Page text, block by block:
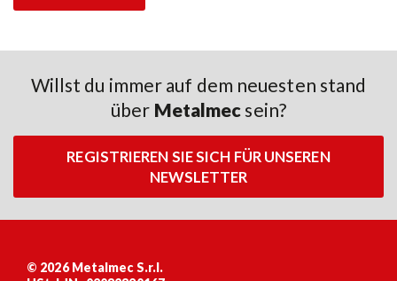
Willst du immer auf dem neuesten stand
über Metalmec sein?
REGISTRIEREN SIE SICH FÜR UNSEREN
NEWSLETTER
© 2026 Metalmec S.r.l.